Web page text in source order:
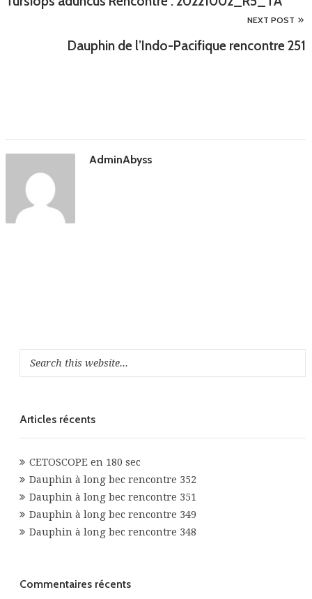
NEXT POST
Dauphin de l’Indo-Pacifique rencontre 251
AdminAbyss
Articles récents
CETOSCOPE en 180 sec
Dauphin à long bec rencontre 352
Dauphin à long bec rencontre 351
Dauphin à long bec rencontre 349
Dauphin à long bec rencontre 348
Commentaires récents